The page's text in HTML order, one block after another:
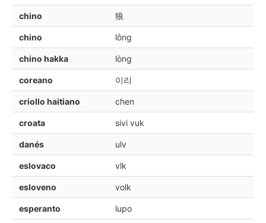
chino 狼
chino lông
chino hakka lòng
coreano 이리
criollo haitiano chen
croata sivi vuk
danés ulv
eslovaco vlk
esloveno volk
esperanto lupo